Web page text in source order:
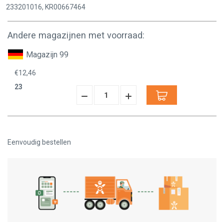
233201016, KR00667464
Andere magazijnen met voorraad:
Magazijn 99
€12,46
23
Hoeveelheid
Verminderen:
Hoeveelheid
verhogen:
Eenvoudig bestellen